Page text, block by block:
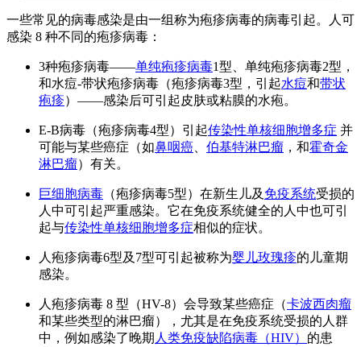
一些常见的病毒感染是由一组称为疱疹病毒的病毒引起。人可
感染 8 种不同的疱疹病毒：
3种疱疹病毒——单纯疱疹病毒1型、单纯疱疹病毒2型，
和水痘-带状疱疹病毒（疱疹病毒3型，引起水痘和带状
疱疹）——感染后可引起皮肤或粘膜的水疱。
E-B病毒（疱疹病毒4型）引起传染性单核细胞增多症 并
可能与某些癌症（如鼻咽癌 伯基特淋巴瘤 ，和霍奇金
淋巴瘤）有关。
巨细胞病毒 （疱疹病毒5型）在新生儿及 免疫系统受损的
人中可引起严重感染。它在免疫系统健全的人中也可引
起与传染性单核细胞增多症相似的症状。
人疱疹病毒6型及7型可引起被称为婴儿玫瑰疹的儿童期
感染。
人疱疹病毒 8 型（HV-8）会导致某些癌症（卡波西肉瘤
和某些类型的淋巴瘤），尤其是在免疫系统受损的人群
中，例如感染了晚期 人类免疫缺陷病毒（HIV） 的患